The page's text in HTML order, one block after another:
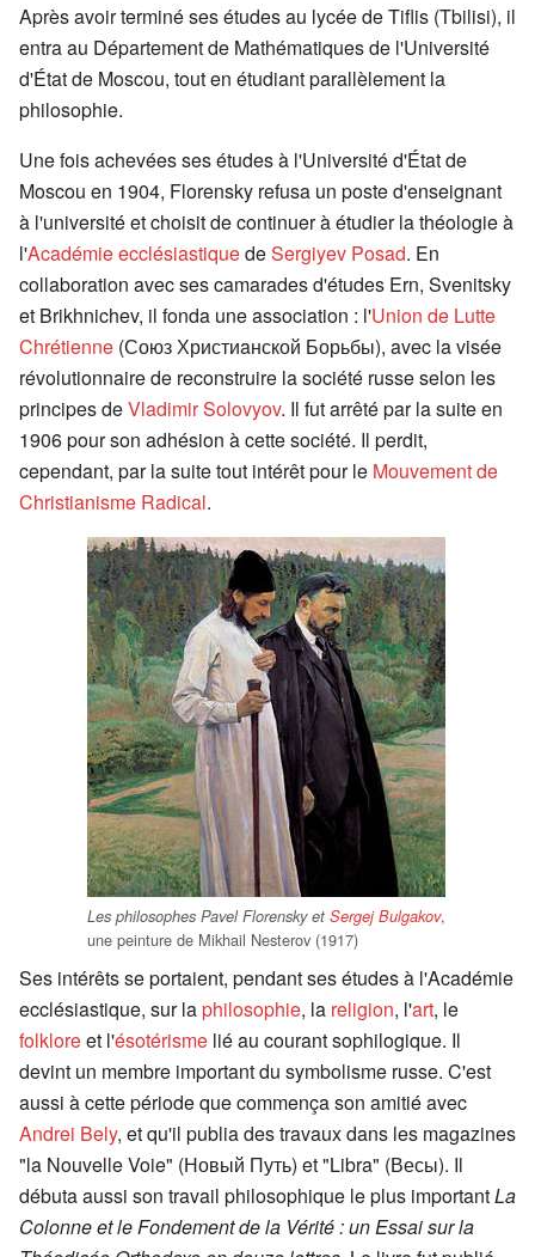
Après avoir terminé ses études au lycée de Tiflis (Tbilisi), il
entra au Département de Mathématiques de l'Université
d'État de Moscou, tout en étudiant parallèlement la
philosophie.
Une fois achevées ses études à l'Université d'État de
Moscou en 1904, Florensky refusa un poste d'enseignant
à l'université et choisit de continuer à étudier la théologie à
l'Académie ecclésiastiquedeSergiyev Posad. En
collaboration avec ses camarades d'études Ern, Svenitsky
et Brikhnichev, il fonda une association : l'Union de Lutte
Chrétienne (Союз Христиaнской Борьбы), avec la visée
révolutionnaire de reconstruire la société russe selon les
principes deVladimir Solovyov. Il fut arrêté par la suite en
1906 pour son adhésion à cette société. Il perdit,
cependant, par la suite tout intérêt pour le Mouvement de
Christianisme Radical.
Les philosophes Pavel Florensky et Sergej Bulgakov,
une peinture de Mikhail Nesterov (1917)
Ses intérêts se portaient, pendant ses études à l'Académie
ecclésiastique, sur laphilosophie, la religion, l'art, le
folkloreet l'ésotérisme lié au courant sophilogique. Il
devint un membre important du symbolisme russe. C'est
aussi à cette période que commença son amitié avec
Andrei Bely, et qu'il publia des travaux dans les magazines
"la Nouvelle Voie" (Новый Путь) et "Libra" (Весы). Il
débuta aussi son travail philosophique le plus importantLa
Colonne et le Fondement de la Vérité : un Essai sur la